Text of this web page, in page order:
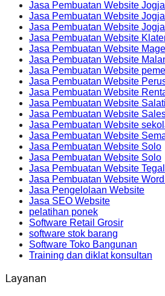
Jasa Pembuatan Website Jogja
Jasa Pembuatan Website Jogja
Jasa Pembuatan Website Jogja
Jasa Pembuatan Website
Jasa Pembuatan Website
Jasa Pembuatan Website
Jasa Pembuatan Website
Jasa Pembuatan Website
Jasa Pembuatan Website
Jasa Pembuatan Website
Jasa Pembuatan Website
Jasa Pembuatan Website
Jasa Pembuatan Website
Jasa Pembuatan Website Solo
Jasa Pembuatan Website Solo
Jasa Pembuatan Website Tegal
Jasa Pembuatan Website
Jasa Pengelolaan Website
Jasa SEO Website
pelatihan ponek
Software Retail Grosir
software stok barang
Software Toko Bangunan
Training dan diklat konsultan
Layanan